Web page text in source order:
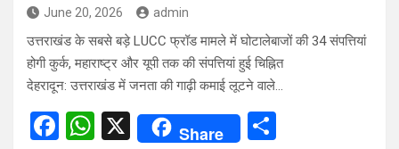
June 20, 2026 admin
उत्तराखंड के सबसे बड़े LUCC फ्रॉड मामले में घोटालेबाजों की 34 संपत्तियां
होगी कुर्क, महाराष्ट्र और यूपी तक की संपत्तियां हुई चिह्नित
देहरादून: उत्तराखंड में जनता की गाढ़ी कमाई लूटने वाले…
F
W X Share